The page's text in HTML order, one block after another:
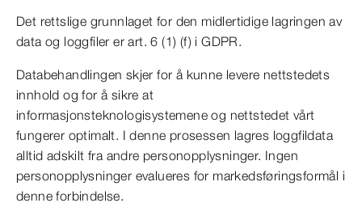
Det rettslige grunnlaget for den midlertidige lagringen av
data og loggfiler er art. 6 (1) (f) i GDPR.
Databehandlingen skjer for å kunne levere nettstedets
innhold og for å sikre at
informasjonsteknologisystemene og nettstedet vårt
fungerer optimalt. I denne prosessen lagres loggfildata
alltid adskilt fra andre personopplysninger. Ingen
personopplysninger evalueres for markedsføringsformål i
denne forbindelse.